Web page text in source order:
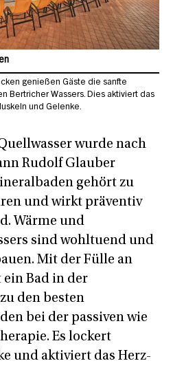
genießen Gäste die sanfte
Bertricher Wassers. Dies aktiviert das
und Gelenke.
wurde nach
Rudolf Glauber
gehört zu
und wirkt präventiv
Wärme und
sind wohltuend und
Mit der Fülle an
Bad in der
den besten
bei der passiven wie
Es lockert
und aktiviert das Herz-